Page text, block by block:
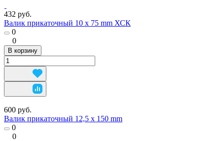
432 руб.
Валик прикаточный 10 х 75 mm ХСК
0
0
В корзину
600 руб.
Валик прикаточный 12,5 х 150 mm
0
0